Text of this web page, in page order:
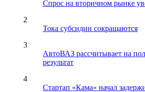
Спрос на вторичном рынке
2
Тока субсидии сокращаются
3
АвтоВАЗ рассчитывает на
результат
4
Стартап «Кама» начал